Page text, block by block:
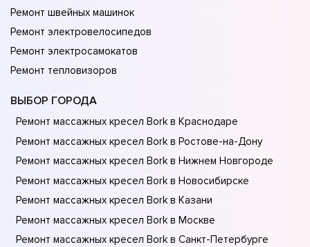
Ремонт швейных машинок
Ремонт электровелосипедов
Ремонт электросамокатов
Ремонт тепловизоров
ВЫБОР ГОРОДА
Ремонт массажных кресел Bork в Краснодаре
Ремонт массажных кресел Bork в Ростове-на-Донy
Ремонт массажных кресел Bork в Нижнем Новгороде
Ремонт массажных кресел Bork в Новосибирске
Ремонт массажных кресел Bork в Казани
Ремонт массажных кресел Bork в Москве
Ремонт массажных кресел Bork в Санкт-Петербурге